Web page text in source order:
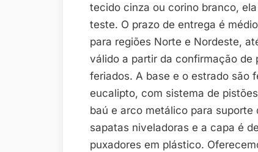
tecido cinza ou corino branco,
teste. O prazo de entrega é
para regiões Norte e Nordeste,
válido a partir da confirmação de
feriados. A base e o estrado são
eucalipto, com sistema de
baú e arco metálico para
sapatas niveladoras e a capa é
puxadores em plástico.